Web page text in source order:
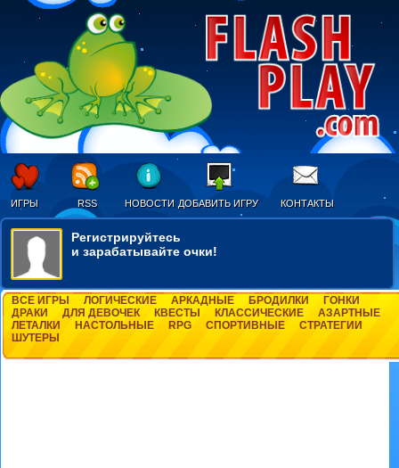
ИГРЫ RSS НОВОСТИ ДОБАВИТЬ ИГРУ КОНТАКТЫ
Регистрируйтесь
и зарабатывайте очки!
ВСЕ ИГРЫ ЛОГИЧЕСКИЕ АРКАДНЫЕ БРОДИЛКИ
ГОНКИ
ДРАКИ
ДЛЯ ДЕВОЧЕК КВЕСТЫ КЛАССИЧЕСКИЕ
АЗАРТНЫЕ
ЛЕТАЛКИ
НАСТОЛЬНЫЕ RPG СПОРТИВНЫЕ
СТРАТЕГИИ
ШУТЕРЫ